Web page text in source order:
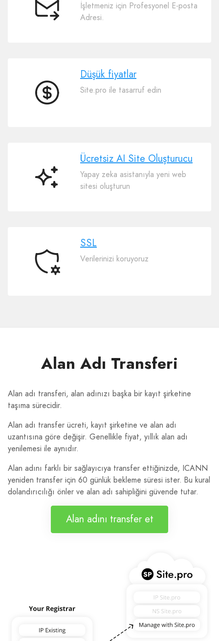
Kolay
İşletmeniz için Profesyonel E-posta
Adresi.
Düşük
Düşük fiyatlar
Site.pro ile tasarruf edin
Ücretsiz
Ücretsiz AI Site Oluşturucu
Yapay zeka asistanıyla yeni web
sitesi oluşturun
SSL
SSL
Verilerinizi koruyoruz
Alan Adı Transferi
Alan adı transferi, alan adınızı başka bir kayıt şirketine
taşıma sürecidir.
Alan adı transfer ücreti, kayıt şirketine ve alan adı
uzantısına göre değişir. Genellikle fiyat, yıllık alan adı
yenilemesi ile aynıdır.
Alan adını farklı bir sağlayıcıya transfer ettiğinizde, ICANN
yeniden transfer için 60 günlük bekleme süresi ister. Bu kural
dolandırıcılığı önler ve alan adı sahipliğini güvende tutar.
Alan adını transfer et